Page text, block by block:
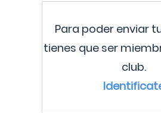
Para poder enviar
tienes que ser
club.